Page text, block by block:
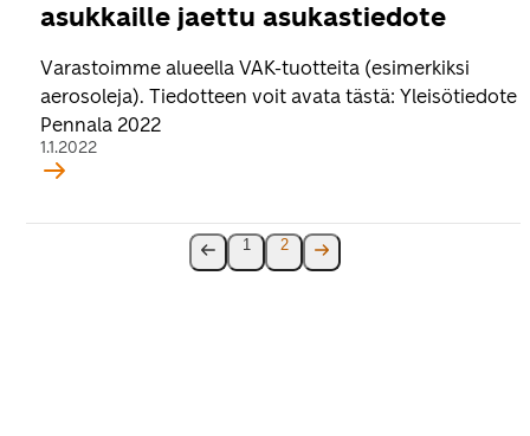
asukkaille jaettu asukastiedote
Varastoimme alueella VAK-tuotteita (esimerkiksi
aerosoleja). Tiedotteen voit avata tästä: Yleisötiedote
Pennala 2022
1.1.2022
1 2